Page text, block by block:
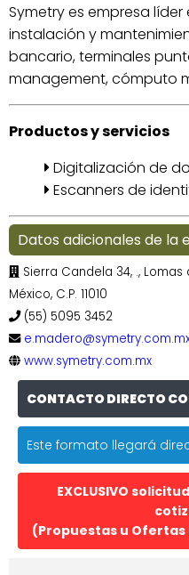
Symetry es empresa
instalación y
bancario, terminales
management, cómputo
Productos y servicios
Digitalización de
Escanners de
Datos adicionales de la
Sierra Candela 34, .,
México, C.P. 11010
(55) 5095 3452
www.symetry.com.mx
CONTACTO DIRECTO
Este formato llegará
EXCLUSIVO
(Propuestas u